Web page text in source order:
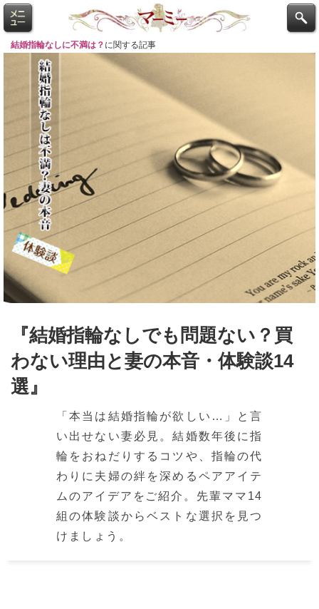
結婚指輪なしに不満は？ に関する記事
『結婚指輪なしでも問題ない？買
わない理由と妻の本音・体験談14
選』
「本当は結婚指輪が欲しい…」と言
い出せない妻必見。結婚数年後に指
輪をおねだりするコツや、指輪の代
わりに夫婦の絆を深めるペアアイテ
ムのアイデアをご紹介。先輩ママ14
組の体験談からベストな選択を見つ
けましょう。